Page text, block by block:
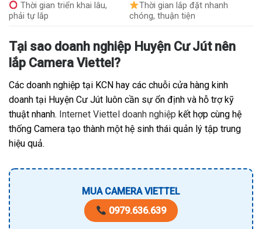
Thời gian triển khai lâu,
phải tự lắp
Thời gian lắp đặt nhanh
chóng, thuận tiện
Tại sao doanh nghiệp Huyện Cư Jút nên
lắp Camera Viettel?
Các doanh nghiệp tại KCN hay các chuỗi cửa hàng kinh
doanh tại Huyện Cư Jút luôn cần sự ổn định và hỗ trợ kỹ
thuật nhanh. Internet Viettel doanh nghiệp kết hợp cùng hệ
thống Camera tạo thành một hệ sinh thái quản lý tập trung
hiệu quả.
MUA CAMERA VIETTEL
0979.636.639